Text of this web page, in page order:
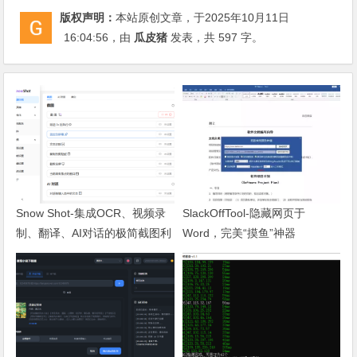
版权声明：本站原创文章，于2025年10月11日
16:04:56 ，由 瓜皮猪 发表，共 597 字。
Snow Shot-集成OCR、视频录
制、翻译、AI对话的极简截图利
器
SlackOffTool-隐藏网页于
Word，完美“摸鱼”神器